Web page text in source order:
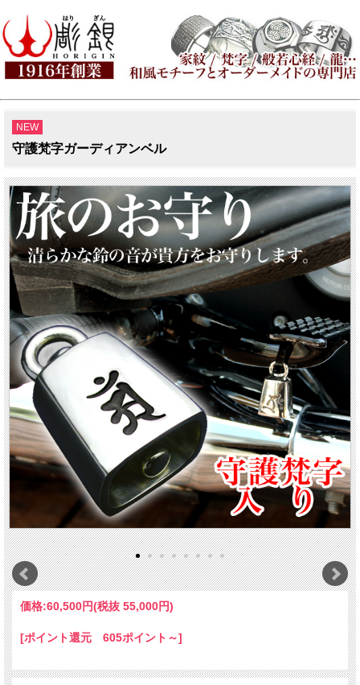
NEW
守護梵字ガーディアンベル
価格:60,500円(税抜 55,000円)
[ポイント還元 605ポイント～]